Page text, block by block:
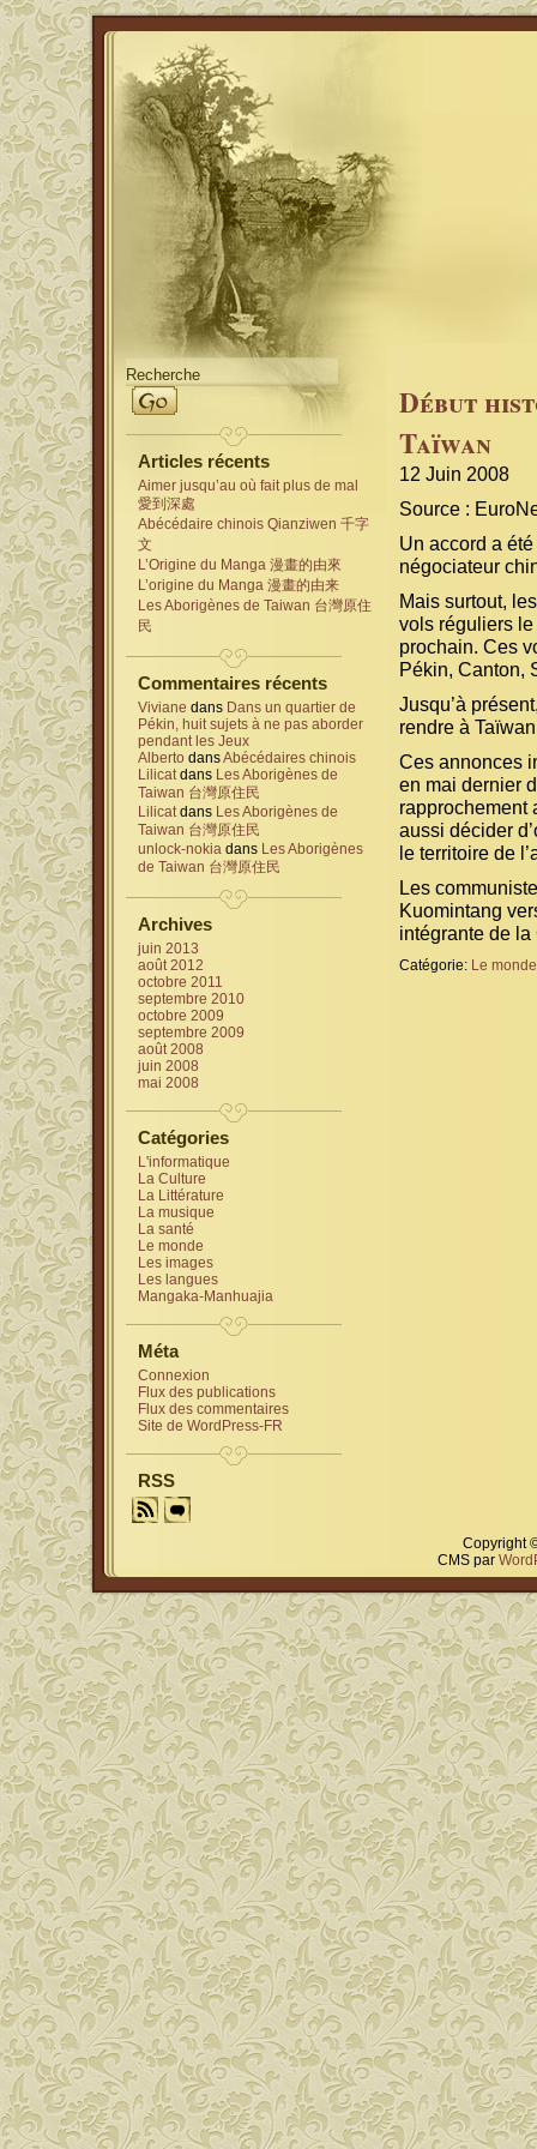
Articles récents
Aimer jusqu’au où fait plus de mal
愛到深處
Abécédaire chinois Qianziwen 千字
文
L’Origine du Manga 漫畫的由來
L’origine du Manga 漫畫的由来
Les Aborigènes de Taiwan 台灣原住
民
Commentaires récents
Viviane dans Dans un quartier de
Pékin, huit sujets à ne pas aborder
pendant les Jeux
Alberto dansAbécédaires chinois
Lilicatdans Les Aborigènes de
Taiwan 台灣原住民
Lilicatdans Les Aborigènes de
Taiwan 台灣原住民
unlock-nokia dans Les Aborigènes
de Taiwan 台灣原住民
Archives
juin 2013
août 2012
octobre 2011
septembre 2010
octobre 2009
septembre 2009
août 2008
juin 2008
mai 2008
Catégories
L'informatique
La Culture
La Littérature
La musique
La santé
Le monde
Les images
Les langues
Mangaka-Manhuajia
Méta
Connexion
Flux des publications
Flux des commentaires
Site de WordPress-FR
RSS
Début
Taïwan
12 Juin 2008
Source :
Un accord a
négociateur
Mais surtout,
vols réguliers
prochain. Ces
Pékin, Canton,
Jusqu’à
rendre à
Ces annonces
en mai dernier
rapprochement
aussi décider
le territoire de
Les
Kuomintang
intégrante de la
Catégorie: Le monde
Copyright
CMS par